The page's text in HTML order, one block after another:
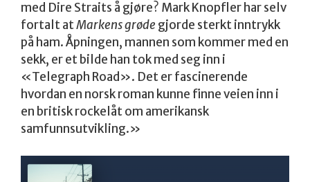
med Dire Straits å gjøre? Mark Knopfler har selv
fortalt atMarkens grøde gjorde sterkt inntrykk
på ham. Åpningen, mannen som kommer med en
sekk, er et bilde han tok med seg inn i
«Telegraph Road». Det er fascinerende
hvordan en norsk roman kunne finne veien inn i
en britisk rockelåt om amerikansk
samfunnsutvikling.»